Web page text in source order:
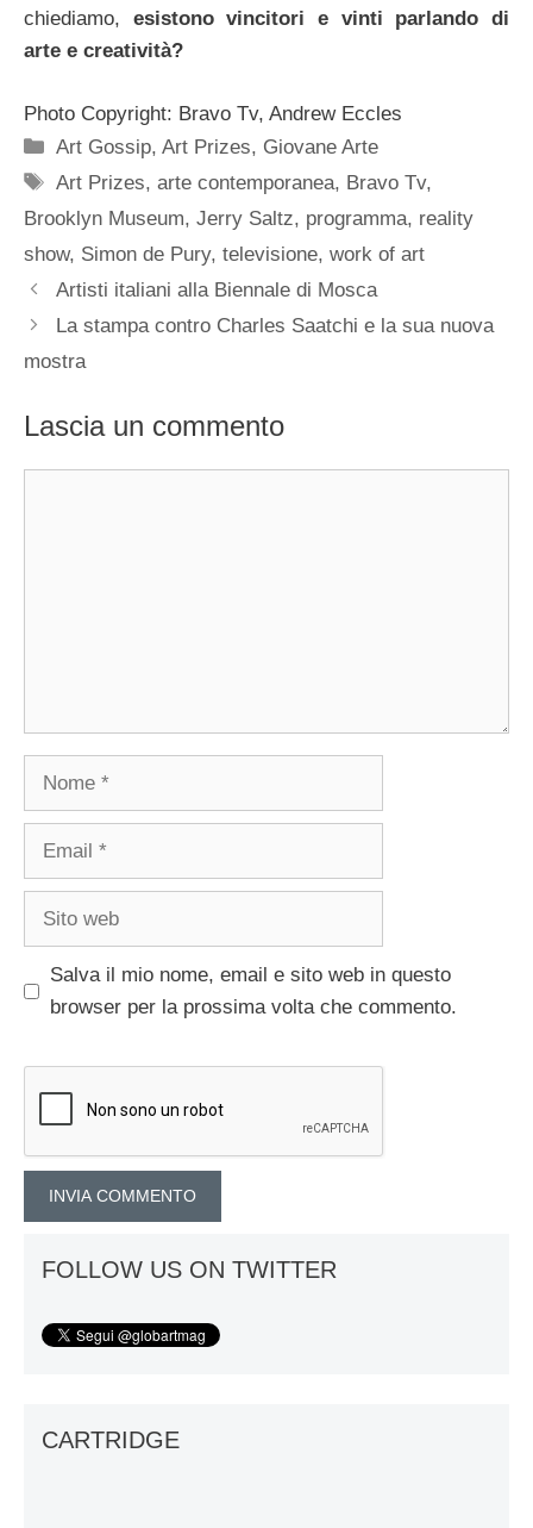
chiediamo, esistono vincitori e vinti parlando di
arte e creatività?
Photo Copyright: Bravo Tv, Andrew Eccles
Categorie
Art Gossip,Art Prizes, Giovane Arte
Tag
Art Prizes,arte contemporanea, Bravo Tv,
Brooklyn Museum, Jerry Saltz, programma, reality
show, Simon de Pury, televisione, work of art
Artisti italiani alla Biennale di Mosca
La stampa contro Charles Saatchi e la sua nuova
mostra
Lascia un commento
Nome
Email
Sito
Salva il mio nome, email e sito web in questo
browser per la prossima volta che commento.
FOLLOW US ON TWITTER
CARTRIDGE